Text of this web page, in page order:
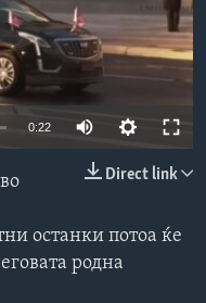
available
0:22
240p
480p
720p
Direct link
останки потоа ќе
родна